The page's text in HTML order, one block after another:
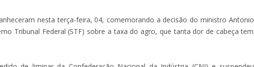
nesta terça-feira, 04, comemorando a decisão do ministro Antonio
Tribunal Federal (STF) sobre a taxa do agro, que tanta dor de cabeça tem